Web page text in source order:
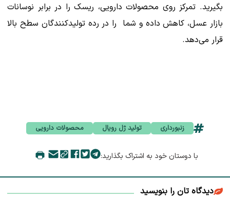
بگیرید. تمرکز روی محصولات دارویی، ریسک‌ را در برابر نوسانات
بازار عسل، کاهش داده و شما را در رده تولیدکنندگان سطح بالا
قرار می‌دهد.
زنبورداری تولید ژل رویال محصولات دارویی
با دوستان خود به اشتراک بگذارید:
دیدگاه تان را بنویسید